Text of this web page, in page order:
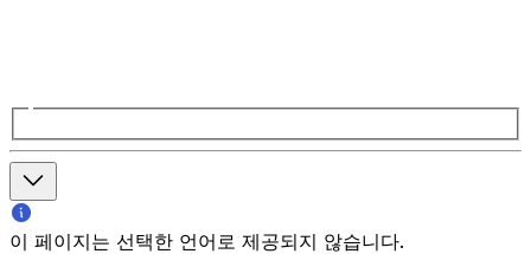
이 페이지는 선택한 언어로 제공되지 않습니다.